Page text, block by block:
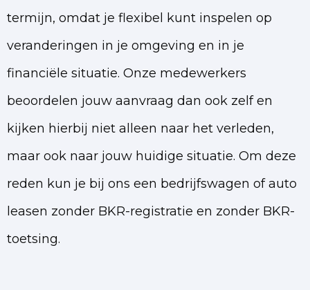
termijn, omdat je flexibel kunt inspelen op
veranderingen in je omgeving en in je
financiële situatie. Onze medewerkers
beoordelen jouw aanvraag dan ook zelf en
kijken hierbij niet alleen naar het verleden,
maar ook naar jouw huidige situatie. Om deze
reden kun je bij ons een bedrijfswagen of auto
leasen zonder BKR-registratie en zonder BKR-
toetsing.